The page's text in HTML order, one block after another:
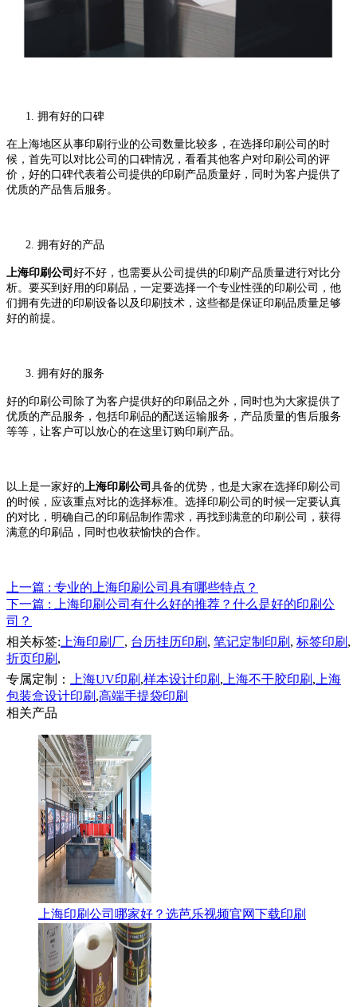
1. 拥有好的口碑
在上海地区从事印刷行业的公司数量比较多，在选择印刷公司的时
候，首先可以对比公司的口碑情况，看看其他客户对印刷公司的评
价，好的口碑代表着公司提供的印刷产品质量好，同时为客户提供了
优质的产品售后服务。
2. 拥有好的产品
上海印刷公司 好不好，也需要从公司提供的印刷产品质量进行对比分
析。要买到好用的印刷品，一定要选择一个专业性强的印刷公司，他
们拥有先进的印刷设备以及印刷技术，这些都是保证印刷品质量足够
好的前提。
3. 拥有好的服务
好的印刷公司除了为客户提供好的印刷品之外，同时也为大家提供了
优质的产品服务，包括印刷品的配送运输服务，产品质量的售后服务
等等，让客户可以放心的在这里订购印刷产品。
以上是一家好的 上海印刷公司 具备的优势，也是大家在选择印刷公司
的时候，应该重点对比的选择标准。选择印刷公司的时候一定要认真
的对比，明确自己的印刷品制作需求，再找到满意的印刷公司，获得
满意的印刷品，同时也收获愉快的合作。
上一篇 : 专业的上海印刷公司具有哪些特点？
下一篇 : 上海印刷公司有什么好的推荐？什么是好的印刷公
司？
相关标签: 上海印刷厂, 台历挂历印刷 , 笔记定制印刷 , 标签印刷 ,
折页印刷 ,
专属定制：
上海UV印刷 ,样本设计印刷 , 上海不干胶印刷 , 上海
包装盒设计印刷 ,高端手提袋印刷
相关产品
上海印刷公司哪家好？选芭乐视频官网下载印刷